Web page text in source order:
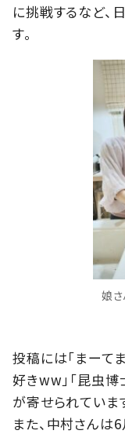
に挑戦するなど、
す。
娘
投稿には「まーて
好きww」「昆虫
が寄せられていま
また、中村さん